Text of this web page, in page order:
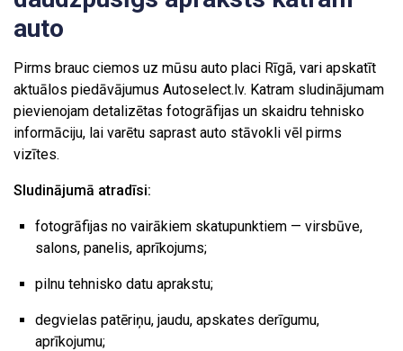
auto
Pirms brauc ciemos uz mūsu auto placi Rīgā, vari apskatīt
aktuālos piedāvājumus Autoselect.lv. Katram sludinājumam
pievienojam detalizētas fotogrāfijas un skaidru tehnisko
informāciju, lai varētu saprast auto stāvokli vēl pirms
vizītes.
Sludinājumā atradīsi:
fotogrāfijas no vairākiem skatupunktiem — virsbūve,
salons, panelis, aprīkojums;
pilnu tehnisko datu aprakstu;
degvielas patēriņu, jaudu, apskates derīgumu,
aprīkojumu;